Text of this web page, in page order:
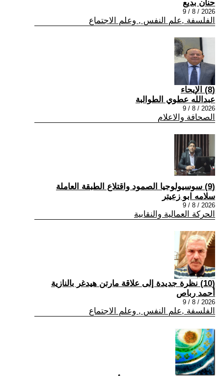
حنان بديع
2026 / 8 / 9
الفلسفة ,علم النفس , وعلم الاجتماع
(8) الإيحاء
عبدالله عطوي الطوالبة
2026 / 8 / 9
الصحافة والاعلام
(9) سوسيولوجيا الصمود واقتلاع الطبقة العاملة
سلامه ابو زعيتر
2026 / 8 / 9
الحركة العمالية والنقابية
(10) نظرة جديدة إلى علاقة مارتن هيدغر بالنازية
أحمد رباص
2026 / 8 / 9
الفلسفة ,علم النفس , وعلم الاجتماع